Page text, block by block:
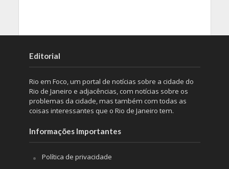
Editorial
Rio em Foco, um portal de notícias sobre a cidade do
Rio de Janeiro e adjacências, com notícias sobre os
problemas da cidade, mas também com todas as
coisas interessantes que o Rio de Janeiro tem.
Informações Importantes
Política de privacidade